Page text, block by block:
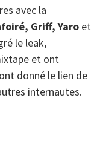
avec la
Griff, Yaro et
le leak,
et ont
donné le lien de
internautes.